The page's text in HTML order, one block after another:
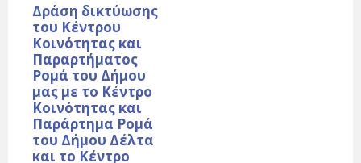
Δράση δικτύωσης
του Κέντρου
Κοινότητας και
Παραρτήματος
Ρομά του Δήμου
μας με το Κέντρο
Κοινότητας και
Παράρτημα Ρομά
του Δήμου Δέλτα
και το Κέντρο